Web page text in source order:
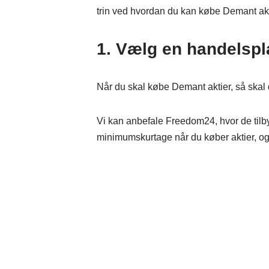
trin ved hvordan du kan købe Demant
1. Vælg en
Når du skal købe Demant aktier, så
Vi kan anbefale Freedom24, hvor de
minimumskurtage når du køber aktier,